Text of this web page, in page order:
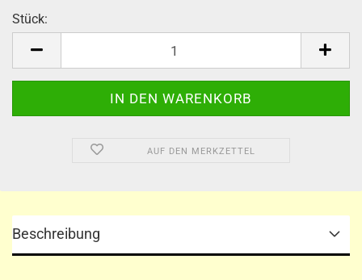
Stück:
AUF DEN MERKZETTEL
Beschreibung